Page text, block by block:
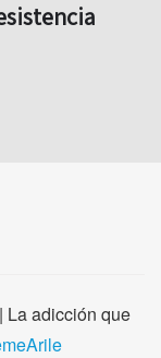
La adicción que